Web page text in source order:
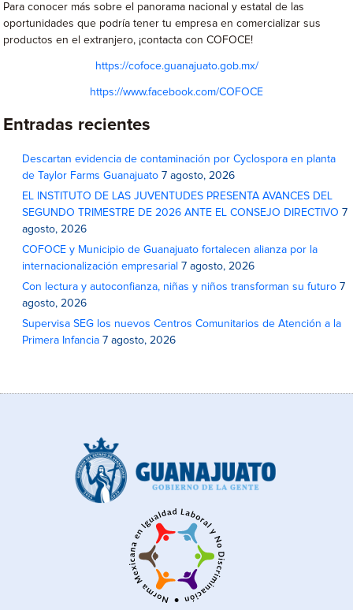
Para conocer más sobre el panorama nacional y estatal de las
oportunidades que podría tener tu empresa en comercializar sus
productos en el extranjero, ¡contacta con COFOCE!
https://cofoce.guanajuato.gob.mx/
https://www.facebook.com/COFOCE
Entradas recientes
Descartan evidencia de contaminación por Cyclospora en planta
de Taylor Farms Guanajuato 7 agosto, 2026
EL INSTITUTO DE LAS JUVENTUDES PRESENTA AVANCES DEL
SEGUNDO TRIMESTRE DE 2026 ANTE EL CONSEJO DIRECTIVO 7
agosto, 2026
COFOCE y Municipio de Guanajuato fortalecen alianza por la
internacionalización empresarial 7 agosto, 2026
Con lectura y autoconfianza, niñas y niños transforman su futuro 7
agosto, 2026
Supervisa SEG los nuevos Centros Comunitarios de Atención a la
Primera Infancia 7 agosto, 2026